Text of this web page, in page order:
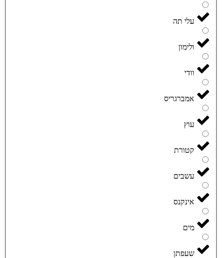
עלי תה
ולימון
וודי
אמברגריס
עוץ
קטורת
עשבים
אינקנס
מים
שעפתן